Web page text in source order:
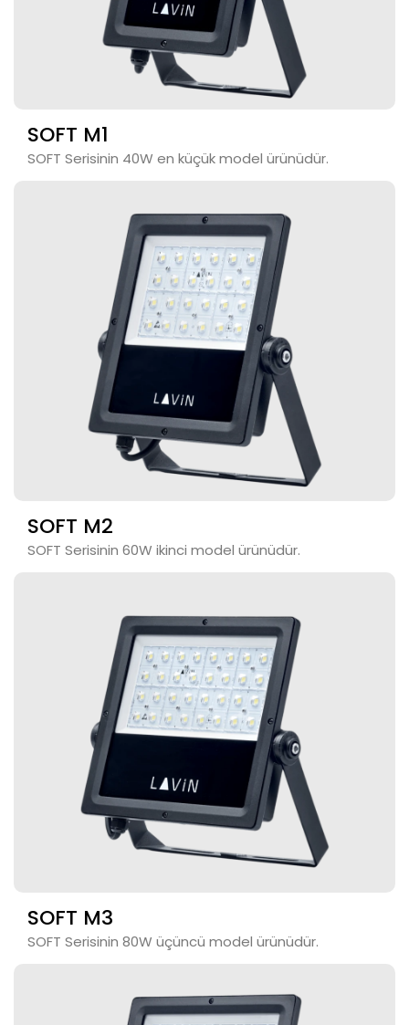
SOFT M1
SOFT Serisinin 40W en küçük model ürünüdür.
SOFT M2
SOFT Serisinin 60W ikinci model ürünüdür.
SOFT M3
SOFT Serisinin 80W üçüncü model ürünüdür.